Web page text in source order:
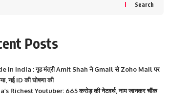
Search
Posts
in India : गृह मंत्री Amit Shah ने Gmail से Zoho Mail पर
नई ID की घोषणा की
Richest Youtuber: 665 करोड़ की नेटवर्थ, नाम जानकर चौंक